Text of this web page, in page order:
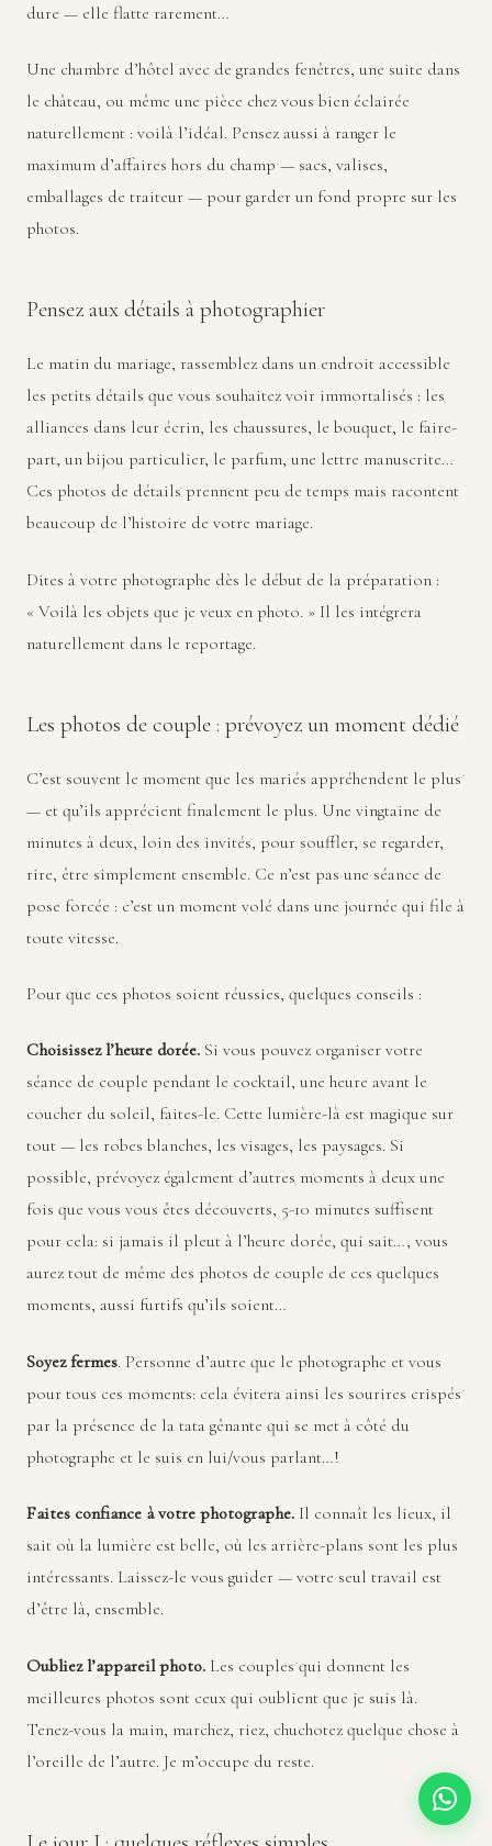
dure — elle flatte rarement…
Une chambre d’hôtel avec de grandes fenêtres, une suite dans
le château, ou même une pièce chez vous bien éclairée
naturellement : voilà l’idéal. Pensez aussi à ranger le
maximum d’affaires hors du champ — sacs, valises,
emballages de traiteur — pour garder un fond propre sur les
photos.
Pensez aux détails à photographier
Le matin du mariage, rassemblez dans un endroit accessible
les petits détails que vous souhaitez voir immortalisés : les
alliances dans leur écrin, les chaussures, le bouquet, le faire-
part, un bijou particulier, le parfum, une lettre manuscrite…
Ces photos de détails prennent peu de temps mais racontent
beaucoup de l’histoire de votre mariage.
Dites à votre photographe dès le début de la préparation :
« Voilà les objets que je veux en photo. » Il les intégrera
naturellement dans le reportage.
Les photos de couple : prévoyez un moment dédié
C’est souvent le moment que les mariés appréhendent le plus
— et qu’ils apprécient finalement le plus. Une vingtaine de
minutes à deux, loin des invités, pour souffler, se regarder,
rire, être simplement ensemble. Ce n’est pas une séance de
pose forcée : c’est un moment volé dans une journée qui file à
toute vitesse.
Pour que ces photos soient réussies, quelques conseils :
Choisissez l’heure dorée. Si vous pouvez organiser votre
séance de couple pendant le cocktail, une heure avant le
coucher du soleil, faites-le. Cette lumière-là est magique sur
tout — les robes blanches, les visages, les paysages. Si
possible, prévoyez également d’autres moments à deux une
fois que vous vous êtes découverts, 5-10 minutes suffisent
pour cela: si jamais il pleut à l’heure dorée, qui sait…, vous
aurez tout de même des photos de couple de ces quelques
moments, aussi furtifs qu’ils soient…
Soyez fermes. Personne d’autre que le photographe et vous
pour tous ces moments: cela évitera ainsi les sourires crispés
par la présence de la tata gênante qui se met à côté du
photographe et le suis en lui/vous parlant…!
Faites confiance à votre photographe. Il connaît les lieux, il
sait où la lumière est belle, où les arrière-plans sont les plus
intéressants. Laissez-le vous guider — votre seul travail est
d’être là, ensemble.
Oubliez l’appareil photo. Les couples qui donnent les
meilleures photos sont ceux qui oublient que je suis là.
Tenez-vous la main, marchez, riez, chuchotez quelque chose à
l’oreille de l’autre. Je m’occupe du reste.